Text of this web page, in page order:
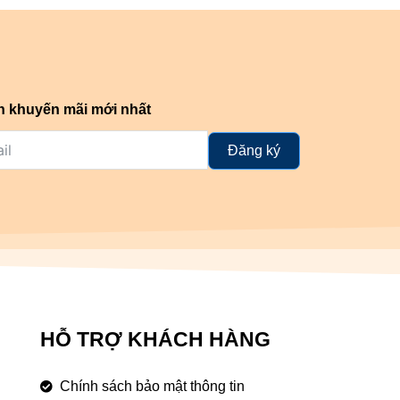
khuyến mãi mới nhất
Đăng ký
HỖ TRỢ KHÁCH HÀNG
Chính sách bảo mật thông tin